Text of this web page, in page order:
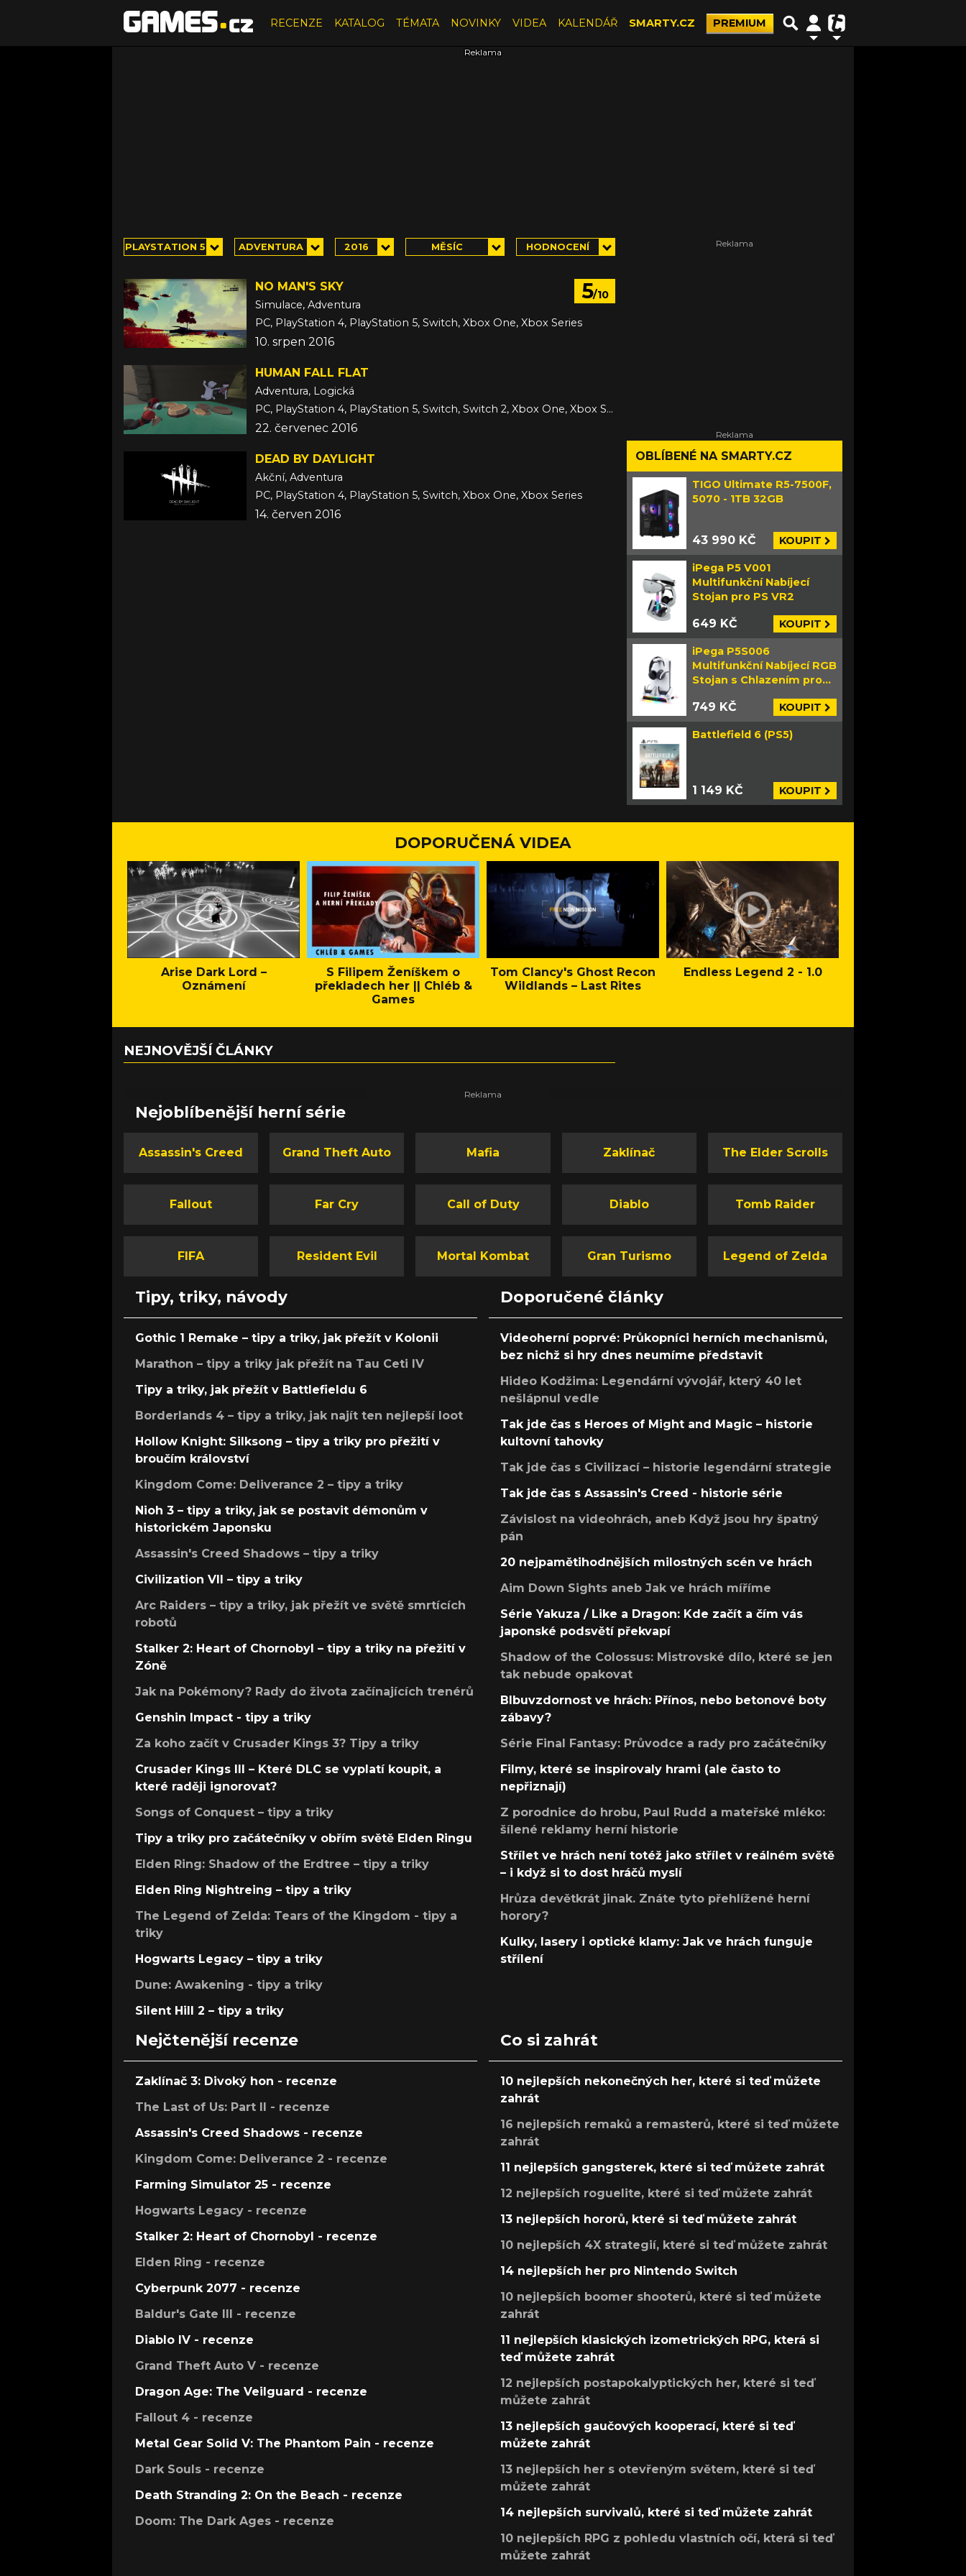
RECENZE KATALOG TÉMATA NOVINKY VIDEA KALENDÁŘ SMARTY.CZ PREMIUM
PLAYSTATION 5 ADVENTURA 2016 MĚSÍC HODNOCENÍ
5/10
NO MAN'S SKY
Simulace, Adventura
PC, PlayStation 4, PlayStation 5, Switch, Xbox One, Xbox Series
10. srpen 2016
HUMAN FALL FLAT
Adventura, Logická
PC, PlayStation 4, PlayStation 5, Switch, Switch 2, Xbox One, Xbox Series, iOS
22. červenec 2016
DEAD BY DAYLIGHT
Akční, Adventura
PC, PlayStation 4, PlayStation 5, Switch, Xbox One, Xbox Series
14. červen 2016
OBLÍBENÉ NA SMARTY.CZ
TIGO Ultimate R5-7500F,
5070 - 1TB 32GB
43 990 KČ KOUPIT
iPega P5 V001
Multifunkční Nabíjecí
Stojan pro PS VR2
649 KČ KOUPIT
iPega P5S006
Multifunkční Nabíjecí RGB
Stojan s Chlazením pro
749 KČ KOUPIT
Battlefield 6 (PS5)
1 149 KČ KOUPIT
DOPORUČENÁ VIDEA
Arise Dark Lord –
Oznámení
S Filipem Ženíškem o
překladech her || Chléb &
Games
Tom Clancy's Ghost Recon
Wildlands – Last Rites
Endless Legend 2 - 1.0
NEJNOVĚJŠÍ ČLÁNKY
Nejoblíbenější herní série
Assassin's Creed Grand Theft Auto Mafia Zaklínač The Elder Scrolls
Fallout Far Cry Call of Duty Diablo Tomb Raider
FIFA Resident Evil Mortal Kombat Gran Turismo Legend of Zelda
Tipy, triky, návody
Gothic 1 Remake – tipy a triky, jak přežít v Kolonii
Marathon – tipy a triky jak přežít na Tau Ceti IV
Tipy a triky, jak přežít v Battlefieldu 6
Borderlands 4 – tipy a triky, jak najít ten nejlepší loot
Hollow Knight: Silksong – tipy a triky pro přežití v
broučím království
Kingdom Come: Deliverance 2 – tipy a triky
Nioh 3 – tipy a triky, jak se postavit démonům v
historickém Japonsku
Assassin's Creed Shadows – tipy a triky
Civilization VII – tipy a triky
Arc Raiders – tipy a triky, jak přežít ve světě smrtících
robotů
Stalker 2: Heart of Chornobyl – tipy a triky na přežití v
Zóně
Jak na Pokémony? Rady do života začínajících trenérů
Genshin Impact - tipy a triky
Za koho začít v Crusader Kings 3? Tipy a triky
Crusader Kings III – Které DLC se vyplatí koupit, a
které raději ignorovat?
Songs of Conquest – tipy a triky
Tipy a triky pro začátečníky v obřím světě Elden Ringu
Elden Ring: Shadow of the Erdtree – tipy a triky
Elden Ring Nightreing – tipy a triky
The Legend of Zelda: Tears of the Kingdom - tipy a
triky
Hogwarts Legacy – tipy a triky
Dune: Awakening - tipy a triky
Silent Hill 2 – tipy a triky
Doporučené články
Videoherní poprvé: Průkopníci herních mechanismů,
bez nichž si hry dnes neumíme představit
Hideo Kodžima: Legendární vývojář, který 40 let
nešlápnul vedle
Tak jde čas s Heroes of Might and Magic – historie
kultovní tahovky
Tak jde čas s Civilizací – historie legendární strategie
Tak jde čas s Assassin's Creed - historie série
Závislost na videohrách, aneb Když jsou hry špatný
pán
20 nejpamětihodnějších milostných scén ve hrách
Aim Down Sights aneb Jak ve hrách míříme
Série Yakuza / Like a Dragon: Kde začít a čím vás
japonské podsvětí překvapí
Shadow of the Colossus: Mistrovské dílo, které se jen
tak nebude opakovat
Blbuvzdornost ve hrách: Přínos, nebo betonové boty
zábavy?
Série Final Fantasy: Průvodce a rady pro začátečníky
Filmy, které se inspirovaly hrami (ale často to
nepřiznají)
Z porodnice do hrobu, Paul Rudd a mateřské mléko:
šílené reklamy herní historie
Střílet ve hrách není totéž jako střílet v reálném světě
– i když si to dost hráčů myslí
Hrůza devětkrát jinak. Znáte tyto přehlížené herní
horory?
Kulky, lasery i optické klamy: Jak ve hrách funguje
střílení
Nejčtenější recenze
Zaklínač 3: Divoký hon - recenze
The Last of Us: Part II - recenze
Assassin's Creed Shadows - recenze
Kingdom Come: Deliverance 2 - recenze
Farming Simulator 25 - recenze
Hogwarts Legacy - recenze
Stalker 2: Heart of Chornobyl - recenze
Elden Ring - recenze
Cyberpunk 2077 - recenze
Baldur's Gate III - recenze
Diablo IV - recenze
Grand Theft Auto V - recenze
Dragon Age: The Veilguard - recenze
Fallout 4 - recenze
Metal Gear Solid V: The Phantom Pain - recenze
Dark Souls - recenze
Death Stranding 2: On the Beach - recenze
Doom: The Dark Ages - recenze
Co si zahrát
10 nejlepších nekonečných her, které si teď můžete
zahrát
16 nejlepších remaků a remasterů, které si teď můžete
zahrát
11 nejlepších gangsterek, které si teď můžete zahrát
12 nejlepších roguelite, které si teď můžete zahrát
13 nejlepších hororů, které si teď můžete zahrát
10 nejlepších 4X strategií, které si teď můžete zahrát
14 nejlepších her pro Nintendo Switch
10 nejlepších boomer shooterů, které si teď můžete
zahrát
11 nejlepších klasických izometrických RPG, která si
teď můžete zahrát
12 nejlepších postapokalyptických her, které si teď
můžete zahrát
13 nejlepších gaučových kooperací, které si teď
můžete zahrát
13 nejlepších her s otevřeným světem, které si teď
můžete zahrát
14 nejlepších survivalů, které si teď můžete zahrát
10 nejlepších RPG z pohledu vlastních očí, která si teď
můžete zahrát